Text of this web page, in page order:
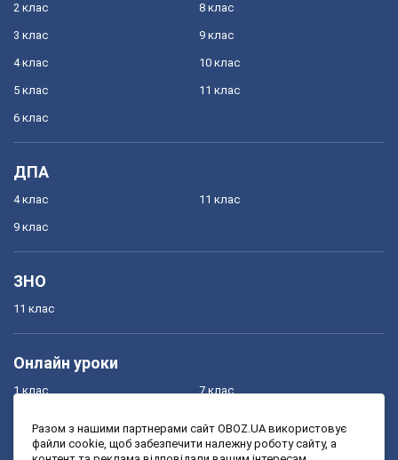
2 клас
3 клас
4 клас
5 клас
6 клас
8 клас
9 клас
10 клас
11 клас
ДПА
4 клас
9 клас
11 клас
ЗНО
11 клас
Онлайн уроки
1 клас
3 клас
7 клас
9 клас
Разом з нашими партнерами сайт OBOZ.UA використовує
файли cookie, щоб забезпечити належну роботу сайту, а